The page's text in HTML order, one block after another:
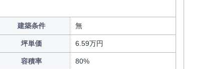
建築条件 無
坪単価 6.59万円
容積率 80%